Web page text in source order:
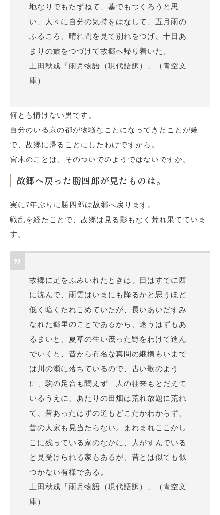
地なりでもたずねて、墓でもつくろうと思
い、人々に自分の気持をはなして、五月雨の
ふるころ、晴れ間を見て別れをつげ、十日あ
まりの旅をつづけて故郷へ帰り着いた。
上田秋成「雨月物語（現代語訳）」（青空文
庫）
何とも情けない男です。
自分のいる京の都が物騒なことになってきたことが嫌
で、故郷に帰ることにしたわけですから。
宮木のことは、そのついでのようではないですか。
故郷へ戻った勝四郎が見たものは。
実に7年ぶりに勝四郎は故郷へ戻ります。
戦乱を経たことで、故郷は見る影もなく荒れ果てていま
す。
故郷に足をふみいれたときは、日はすでに西
に沈んで、雨雲はいまにも降るかと思うほど
低く暗くたれこめていたが、長いあいだすみ
なれた郷里のことであるから、迷うはずもあ
るまいと、夏草の生い茂った野をわけて進ん
でいくと、昔から有名な真間の継橋もいまで
は川の瀬に落ちているので、古い歌のよう
に、駒の足音も聞えず、人の往来もとだえて
いるうえに、あたりの田畑は荒れ放題に荒れ
て、昔あったはずの道もどこだかわからず、
昔の人家も見当たらない。まれまれここかし
こに残っている家のなかに、人がすんでいる
と見受けられる家もあるが、昔とは似ても似
つかない有様である。
上田秋成「雨月物語（現代語訳）」（青空文
庫）